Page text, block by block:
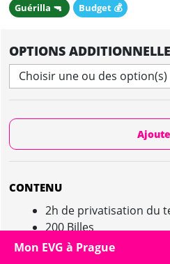
Guérilla 🔫 Budget 💰
OPTIONS
Choisir une ou des option(s)
CONTENU
2h de privatisation du
200 Billes
5 bières par personne
Mon EVG à Prague